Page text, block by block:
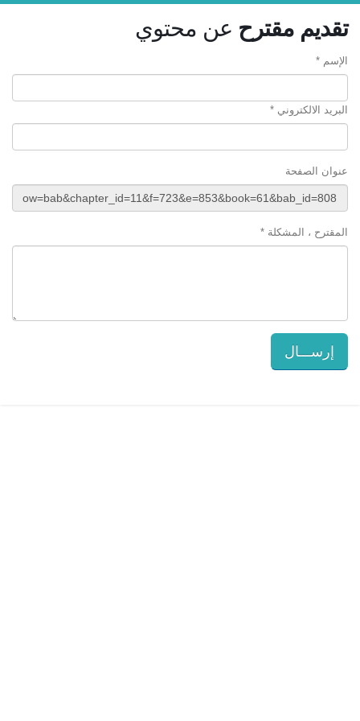
تقديم مقترح عن محتوي
الإسم *
البريد الالكتروني *
عنوان الصفحة
المقترح ، المشكلة *